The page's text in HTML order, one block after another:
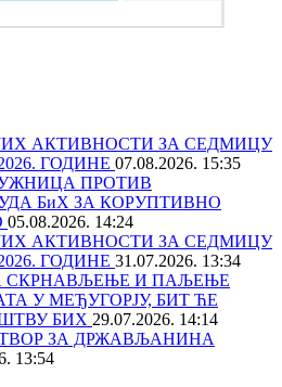
АКТИВНОСТИ ЗА СЕДМИЦУ
ГОДИНЕ 07.08.2026. 15:35
ПРОТИВ
БиХ ЗА КОРУПТИВНО
05.08.2026. 14:24
АКТИВНОСТИ ЗА СЕДМИЦУ
ГОДИНЕ 31.07.2026. 13:34
СКРНАВЉЕЊЕ И ПАЉЕЊЕ
У МЕЂУГОРЈУ, БИТ ЋЕ
БИХ 29.07.2026. 14:14
ЗА ДРЖАВЉАНИНА
13:54